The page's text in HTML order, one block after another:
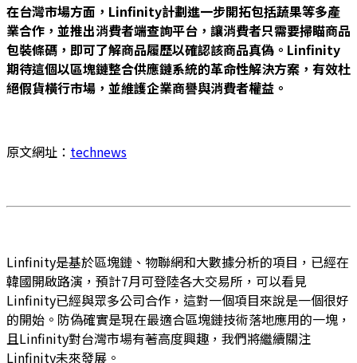
在台灣市場方面，Linfinity計劃進一步開拓包括蔬果等多產
業合作，並推出消費者端查詢平台，讓消費者只需要掃瞄商品
包裝條碼，即可了解商品履歷以確認該商品真偽。Linfinity
期待這個以區塊鏈整合供應鏈系統的革命性解決方案，有效杜
絕假貨橫行市場，並維護企業商譽與消費者權益。
原文網址： technews
Linfinity是基於區塊鏈、物聯網和大數據分析的項目，已經在
韓國開啟路演，預計7月可登陸各大交易所，可以看見
Linfinity已經與眾多公司合作，這對一個項目來說是一個很好
的開始。防偽確實是現在最適合區塊鏈技術落地應用的一塊，
且Linfinity對台灣市場有著高度興趣，我們將繼續關注
Linfinity未來發展。